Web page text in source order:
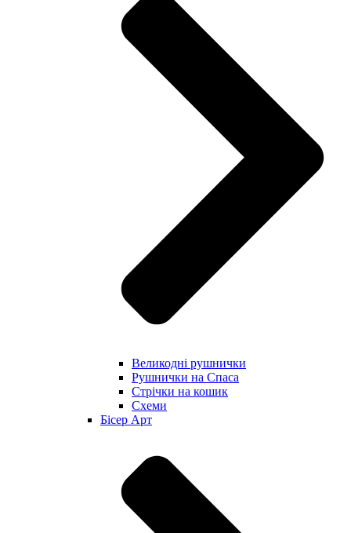
Великодні рушнички
Рушнички на Спаса
Стрічки на кошик
Схеми
Бісер Арт